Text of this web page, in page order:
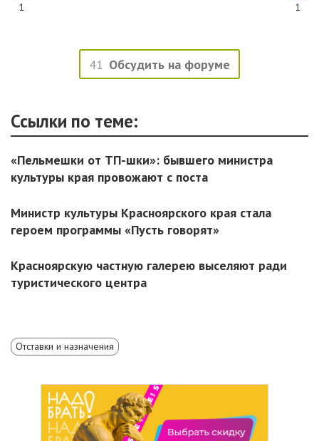
1 1
41 Обсудить на форуме
Ссылки по теме:
«Пельмешки от ТП-шки»: бывшего министра
культуры края провожают с поста
Министр культуры Красноярского края стала
героем программы «Пусть говорят»
Красноярскую частную галерею выселяют ради
туристического центра
Отставки и назначения